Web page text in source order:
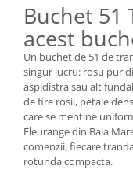
Buchet
acest
Un buchet de 51 de
singur lucru: rosu pur
aspidistra sau alt
de fire rosii, petale
care se mentine
Fleurange din Baia
comenzii, fiecare
rotunda compacta.